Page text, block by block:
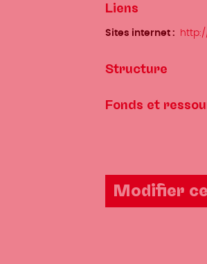
Liens
Sites internet
Structure
Fonds et
Modifier